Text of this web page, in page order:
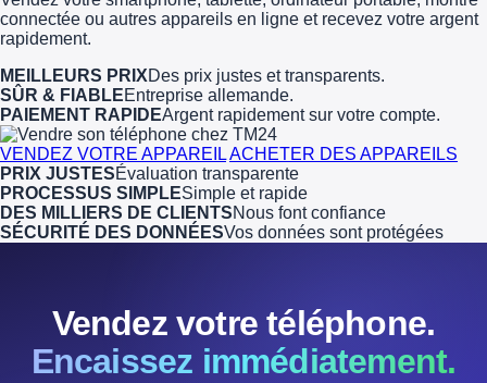
connectée ou autres appareils en ligne et recevez votre argent
rapidement.
MEILLEURS PRIXDes prix justes et transparents.
SÛR & FIABLEEntreprise allemande.
PAIEMENT RAPIDEArgent rapidement sur votre compte.
VENDEZ VOTRE APPAREILACHETER DES APPAREILS
PRIX JUSTESÉvaluation transparente
PROCESSUS SIMPLESimple et rapide
DES MILLIERS DE CLIENTSNous font confiance
SÉCURITÉ DES DONNÉESVos données sont protégées
Vendez votre téléphone.
Encaissez immédiatement.